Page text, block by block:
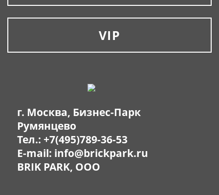
VIP
г. Москва, Бизнес-Парк
Румянцево
Тел.: +7(495)789-36-53
E-mail: info@brickpark.ru
BRIK PARK, OOO